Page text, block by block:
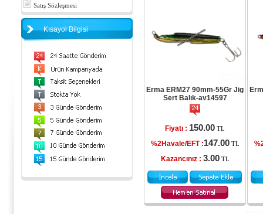
Satış Sözleşmesi
Kısayol Bilgisi
Erma ERM27 90mm-55Gr Jig
Sert Balık-av14597
Fiyatı : 150.00 TL
%2Havale/EFT :147.00 TL
Kazancınız : 3.00 TL